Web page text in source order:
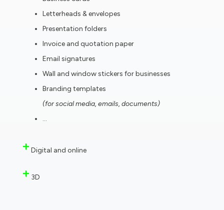
Letterheads & envelopes
Presentation folders
Invoice and quotation paper
Email signatures
Wall and window stickers for businesses
Branding templates
(for social media, emails, documents)
…
Digital and online
3D